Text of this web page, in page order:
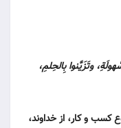
وتَزَيَّنوا بِالحِلمِ،
كسب و كار، از خداوند،